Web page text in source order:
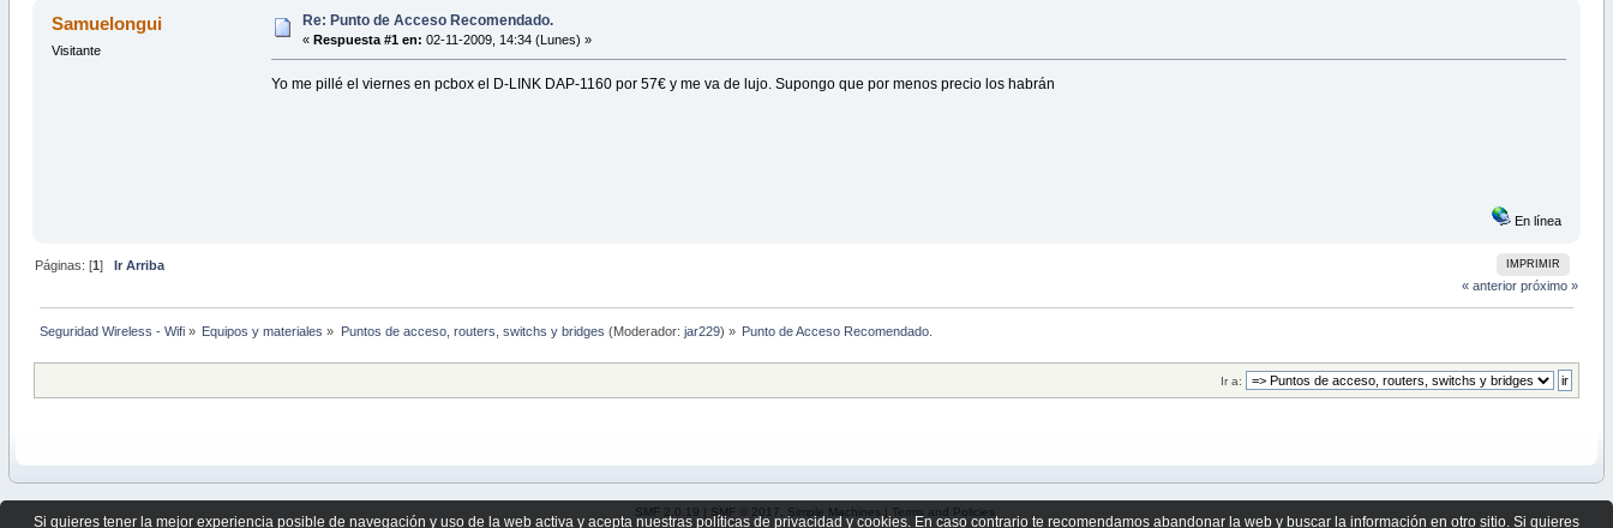
Samuelongui
Visitante
Re: Punto de Acceso Recomendado.
« Respuesta #1 en: 02-11-2009, 14:34 (Lunes) »
Yo me pillé el viernes en pcbox el D-LINK DAP-1160 por 57€ y me va de lujo. Supongo que por menos precio los habrán
En línea
IMPRIMIR
Páginas: [1 ]
Ir Arriba
« anterior próximo »
Seguridad Wireless - Wifi» Equipos y materiales » Puntos de acceso, routers, switchs y bridges (Moderador: jar229) » Punto de Acceso Recomendado.
Ir a:
SMF 2.0.19 | SMF © 2017, Simple Machines | Terms and Policies
Si quieres tener la mejor experiencia posible de navegación y uso de la web activa y acepta nuestras políticas de privacidad y cookies. En caso contrario te recomendamos abandonar la web y buscar la información en otro sitio. Si quieres